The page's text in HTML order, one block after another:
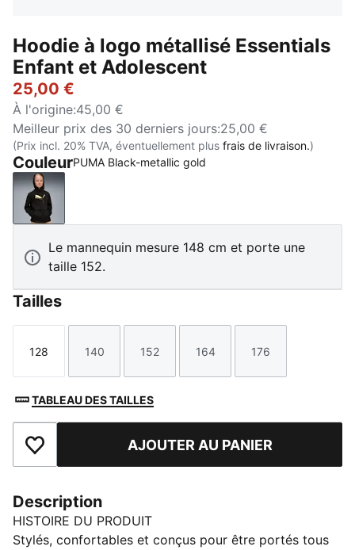
Hoodie à logo métallisé Essentials
Enfant et Adolescent
25,00 €
À l'origine:45,00 €
Meilleur prix des 30 derniers jours:25,00 €
(Prix incl. 20% TVA, éventuellement plus frais de livraison.)
CouleurPUMA Black-metallic gold
PUMA Black-metallic gold
Le mannequin mesure 148 cm et porte une
taille 152.
Tailles
Taille
128
Taille
140
Taille
152
Taille
164
Taille
176
TABLEAU DES TAILLES
Ajouter aux favorisAJOUTER AU PANIER
Description
HISTOIRE DU PRODUIT
Stylés, confortables et conçus pour être portés tous